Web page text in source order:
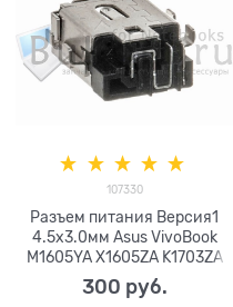
107330
Разъем питания Версия1
4.5x3.0мм Asus VivoBook
M1605YA X1605ZA K1703ZA
E1404FA E1504FA M3401QA
N7400PA K3400PA M7400QC
300 руб.